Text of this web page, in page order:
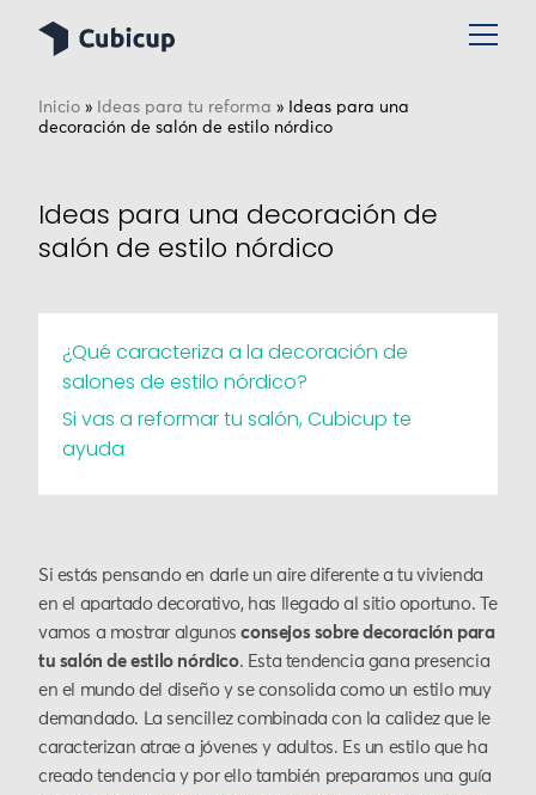
Inicio » Ideas para tu reforma » Ideas para una
decoración de salón de estilo nórdico
Ideas para una decoración de
salón de estilo nórdico
¿Qué caracteriza a la decoración de
salones de estilo nórdico?
Si vas a reformar tu salón, Cubicup te
ayuda
Si estás pensando en darle un aire diferente a tu vivienda
en el apartado decorativo, has llegado al sitio oportuno. Te
vamos a mostrar algunosconsejos sobre decoración para
tu salón de estilo nórdico. Esta tendencia gana presencia
en el mundo del diseño y se consolida como un estilo muy
demandado. La sencillez combinada con la calidez que le
caracterizan atrae a jóvenes y adultos. Es un estilo que ha
creado tendencia y por ello también preparamos una guía